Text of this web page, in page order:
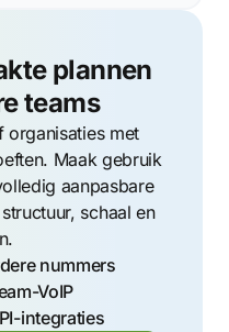
plannen
teams
organisaties met
Maak gebruik
aanpasbare
schaal en
nummers
VoIP
integraties